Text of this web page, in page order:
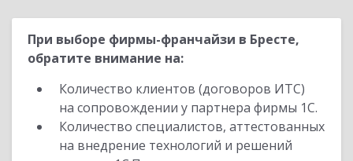
При выборе фирмы-франчайзи в Бресте,
обратите внимание на:
Количество клиентов (договоров ИТС)
на сопровождении у партнера фирмы 1С.
Количество специалистов, аттестованных
на внедрение технологий и решений